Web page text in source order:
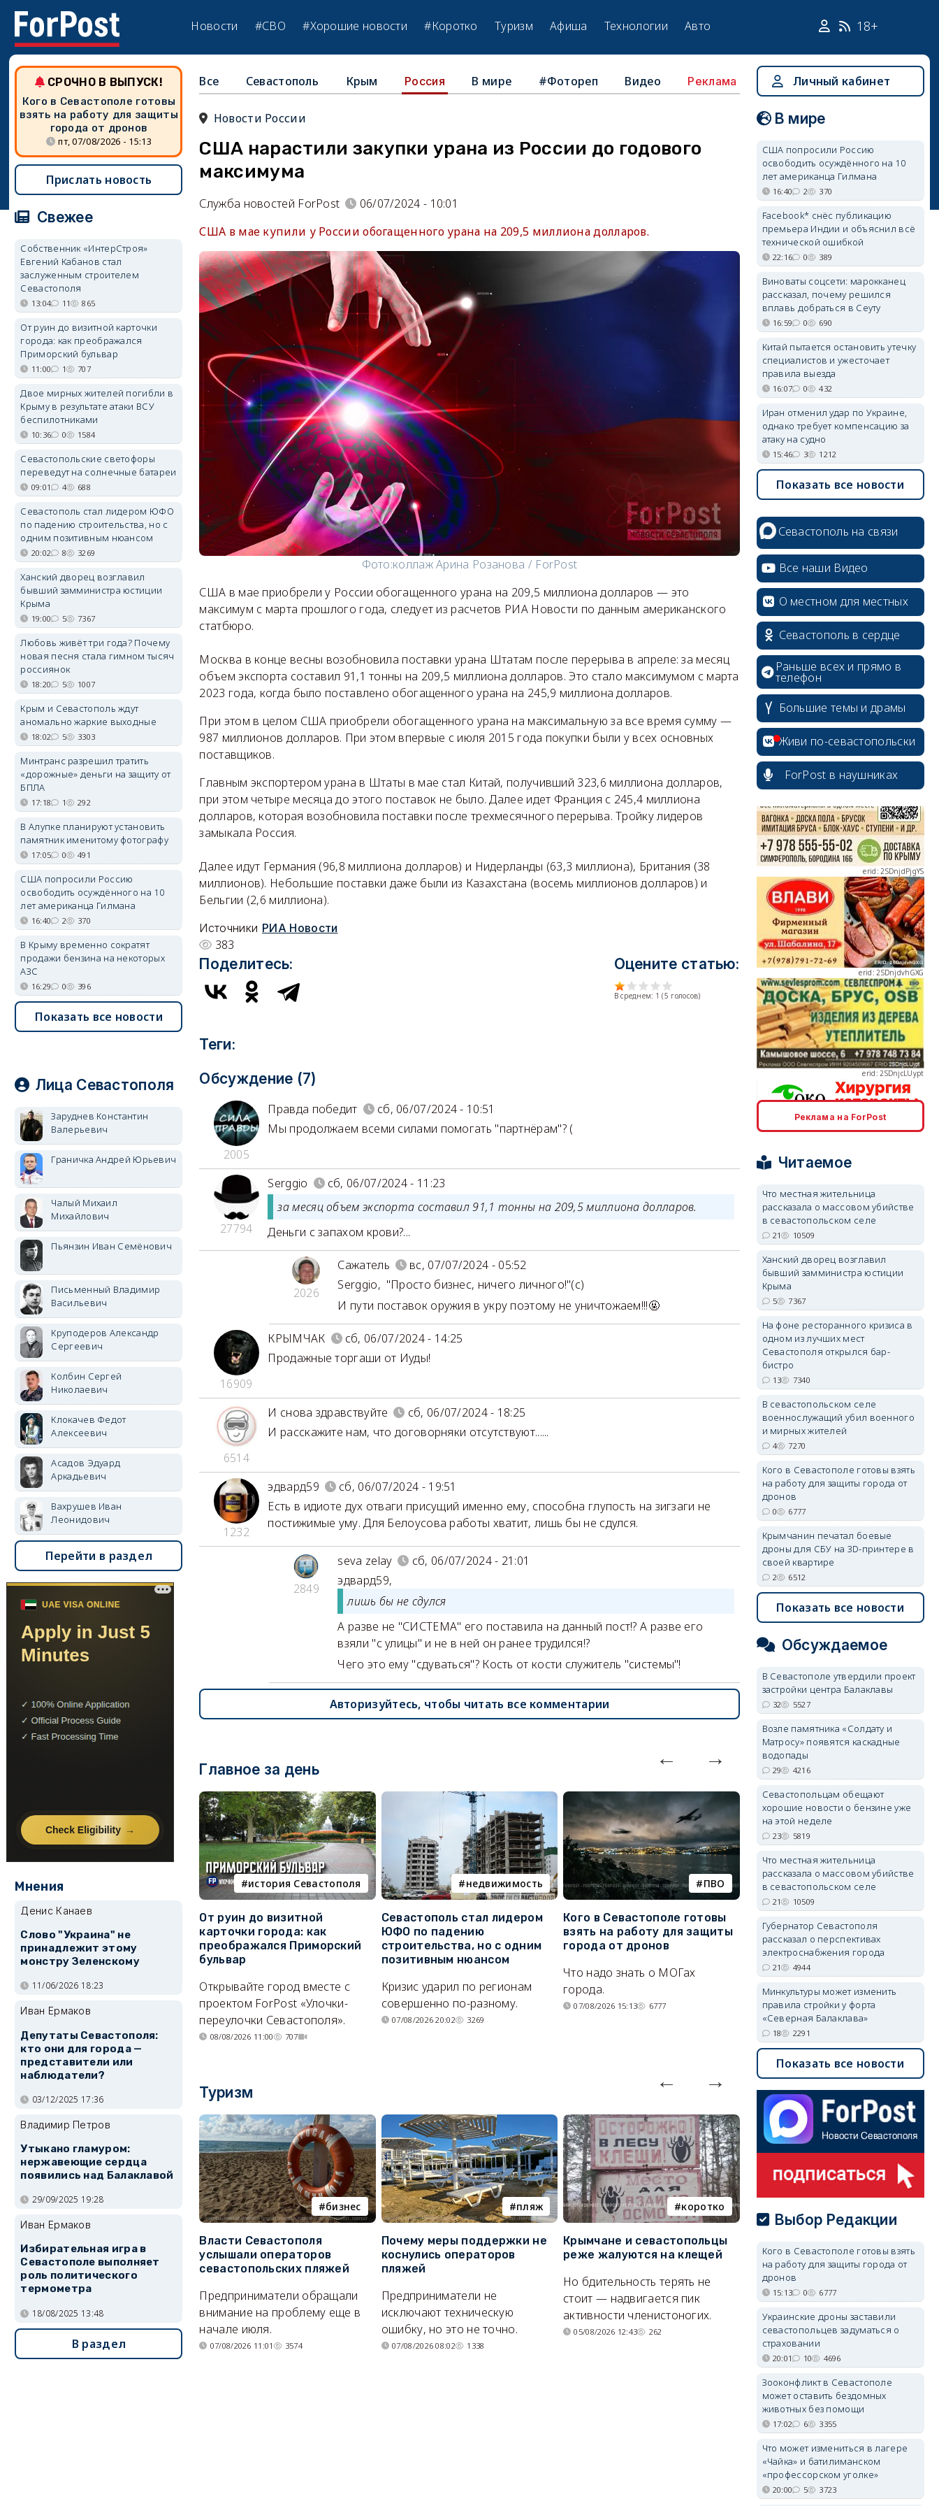
Новости #СВО #Хорошие новости #Коротко Туризм Афиша Технологии Авто 18+
Все Севастополь Крым Россия В мире #Фотореп Видео Реклама
Новости России
США нарастили закупки урана из России до годового
максимума
Служба новостей ForPost
06/07/2024 - 10:01
США в мае купили у России обогащенного урана на 209,5 миллиона долларов.
Фото:коллаж Арина Розанова / ForPost
США в мае приобрели у России обогащенного урана на 209,5 миллиона долларов — это
максимум с марта прошлого года, следует из расчетов РИА Новости по данным американского
статбюро.
Москва в конце весны возобновила поставки урана Штатам после перерыва в апреле: за месяц
объем экспорта составил 91,1 тонны на 209,5 миллиона долларов. Это стало максимумом с марта
2023 года, когда было поставлено обогащенного урана на 245,9 миллиона долларов.
При этом в целом США приобрели обогащенного урана на максимальную за все время сумму —
987 миллионов долларов. При этом впервые с июля 2015 года покупки были у всех основных
поставщиков.
Главным экспортером урана в Штаты в мае стал Китай, получивший 323,6 миллиона долларов,
при этом четыре месяца до этого поставок не было. Далее идет Франция с 245,4 миллиона
долларов, которая возобновила поставки после трехмесячного перерыва. Тройку лидеров
замыкала Россия.
Далее идут Германия (96,8 миллиона долларов) и Нидерланды (63,3 миллиона), Британия (38
миллионов). Небольшие поставки даже были из Казахстана (восемь миллионов долларов) и
Бельгии (2,6 миллиона).
Источники РИА Новости
383
Поделитесь: Оцените статью:
В среднем: 1 (5 голосов)
Теги:
Обсуждение (7)
2005
Правда победит
сб, 06/07/2024 - 10:51
Мы продолжаем всеми силами помогать "партнёрам"? (
27794
Serggio
сб, 06/07/2024 - 11:23
за месяц объем экспорта составил 91,1 тонны на 209,5 миллиона долларов.
Деньги с запахом крови?...
2026
Сажатель
вс, 07/07/2024 - 05:52
Serggio, "Просто бизнес, ничего личного!"(с)
И пути поставок оружия в укру поэтому не уничтожаем!!!🤬
16909
КРЫМЧАК
сб, 06/07/2024 - 14:25
Продажные торгаши от Иуды!
6514
И снова здравствуйте
сб, 06/07/2024 - 18:25
И расскажите нам, что договорняки отсутствуют......
1232
эдвард59
сб, 06/07/2024 - 19:51
Есть в идиоте дух отваги присущий именно ему, способна глупость на зигзаги не
постижимые уму. Для Белоусова работы хватит, лишь бы не сдулся.
2849
seva zelay
сб, 06/07/2024 - 21:01
эдвард59,
лишь бы не сдулся
А разве не "СИСТЕМА" его поставила на данный пост!? А разве его
взяли "с улицы" и не в ней он ранее трудился!?
Чего это ему "сдуваться"? Кость от кости служитель "системы"!
Авторизуйтесь, чтобы читать все комментарии
Главное за день
история Севастополя
От руин до визитной
карточки города: как
преображался Приморский
бульвар
Открывайте город вместе с
проектом ForPost «Улочки-
переулочки Севастополя».
08/08/2026 11:00 707
недвижимость
Севастополь стал лидером
ЮФО по падению
строительства, но с одним
позитивным нюансом
Кризис ударил по регионам
совершенно по-разному.
07/08/2026 20:02 3269
ПВО
Кого в Севастополе готовы
взять на работу для защиты
города от дронов
Что надо знать о МОГах
города.
07/08/2026 15:13 6777
катера
отдыхающих с пляжей Ялты
Людей эвакуируют с
набережной крымского
курорта, проводится
разминирование.
07/08/2026 14:15 5368
Туризм
бизнес
Власти Севастополя
услышали операторов
севастопольских пляжей
Предприниматели обращали
внимание на проблему еще в
начале июля.
07/08/2026 11:01 3574
пляж
Почему меры поддержки не
коснулись операторов
пляжей
Предприниматели не
исключают техническую
ошибку, но это не точно.
07/08/2026 08:02 1338
коротко
Крымчане и севастопольцы
реже жалуются на клещей
Но бдительность терять не
стоит — надвигается пик
активности членистоногих.
05/08/2026 12:43 262
проект застройки центра
Балаклавы
Там появится туристический
квартал с отелями и
парковками.
05/08/2026 08:01
СРОЧНО В ВЫПУСК!
Кого в Севастополе готовы
взять на работу для защиты
города от дронов
пт, 07/08/2026 - 15:13
Прислать новость
Свежее
Собственник «ИнтерСтроя»
Евгений Кабанов стал
заслуженным строителем
Севастополя
13:04 11 865
От руин до визитной карточки
города: как преображался
Приморский бульвар
11:00 1 707
Двое мирных жителей погибли в
Крыму в результате атаки ВСУ
беспилотниками
10:36 0 1584
Севастопольские светофоры
переведут на солнечные батареи
09:01 4 688
Севастополь стал лидером ЮФО
по падению строительства, но с
одним позитивным нюансом
20:02 8 3269
Ханский дворец возглавил
бывший замминистра юстиции
Крыма
19:00 5 7367
Любовь живёт три года? Почему
новая песня стала гимном тысяч
россиянок
18:20 5 1007
Крым и Севастополь ждут
аномально жаркие выходные
18:02 5 3303
Минтранс разрешил тратить
«дорожные» деньги на защиту от
БПЛА
17:18 1 292
В Алупке планируют установить
памятник именитому фотографу
17:05 0 491
США попросили Россию
освободить осуждённого на 10
лет американца Гилмана
16:40 2 370
В Крыму временно сократят
продажи бензина на некоторых
АЗС
16:29 0 396
Показать все новости
Лица Севастополя
Заруднев Константин
Валерьевич
Граничка Андрей Юрьевич
Чалый Михаил
Михайлович
Пьянзин Иван Семёнович
Письменный Владимир
Васильевич
Круподеров Александр
Сергеевич
Колбин Сергей
Николаевич
Клокачев Федот
Алексеевич
Асадов Эдуард
Аркадьевич
Вахрушев Иван
Леонидович
Перейти в раздел
Мнения
Денис Канаев
Слово "Украина" не
принадлежит этому
монстру Зеленскому
11/06/2026 18:23
Иван Ермаков
Депутаты Севастополя:
кто они для города —
представители или
наблюдатели?
03/12/2025 17:36
Владимир Петров
Утыкано гламуром:
нержавеющие сердца
появились над Балаклавой
29/09/2025 19:28
Иван Ермаков
Избирательная игра в
Севастополе выполняет
роль политического
термометра
18/08/2025 13:48
В раздел
Личный кабинет
В мире
США попросили Россию
освободить осуждённого на 10
лет американца Гилмана
16:40 2 370
Facebook* снёс публикацию
премьера Индии и объяснил всё
технической ошибкой
22:16 0 389
Виноваты соцсети: марокканец
рассказал, почему решился
вплавь добраться в Сеуту
16:59 0 690
Китай пытается остановить утечку
специалистов и ужесточает
правила выезда
16:07 0 432
Иран отменил удар по Украине,
однако требует компенсацию за
атаку на судно
15:46 3 1212
Показать все новости
Севастополь на связи
Все наши Видео
О местном для местных
Севастополь в сердце
Раньше всех и прямо в
телефон
Большие темы и драмы
Живи по-севастопольски
ForPost в наушниках
erid: 2SDnjcrDNw6
erid: 2SDnjdPjgYS
erid: 2SDnjdvhGXG
erid: 2SDnjcLUypt
erid: 2SDnjcrDNw6
erid: 2SDnjdPjgYS
erid: 2SDnjdvhGXG
Реклама на ForPost
Читаемое
Что местная жительница
рассказала о массовом убийстве
в севастопольском селе
21 10509
Ханский дворец возглавил
бывший замминистра юстиции
Крыма
5 7367
На фоне ресторанного кризиса в
одном из лучших мест
Севастополя открылся бар-
бистро
13 7340
В севастопольском селе
военнослужащий убил военного
и мирных жителей
4 7270
Кого в Севастополе готовы взять
на работу для защиты города от
дронов
0 6777
Крымчанин печатал боевые
дроны для СБУ на 3D-принтере в
своей квартире
2 6512
Показать все новости
Обсуждаемое
В Севастополе утвердили проект
застройки центра Балаклавы
32 5527
Возле памятника «Солдату и
Матросу» появятся каскадные
водопады
29 4216
Севастопольцам обещают
хорошие новости о бензине уже
на этой неделе
23 5819
Что местная жительница
рассказала о массовом убийстве
в севастопольском селе
21 10509
Губернатор Севастополя
рассказал о перспективах
электроснабжения города
21 4944
Минкультуры может изменить
правила стройки у форта
«Северная Балаклава»
18 2291
Показать все новости
Выбор Редакции
Кого в Севастополе готовы взять
на работу для защиты города от
дронов
15:13 0 6777
Украинские дроны заставили
севастопольцев задуматься о
страховании
20:01 10 4696
Зооконфликт в Севастополе
может оставить бездомных
животных без помощи
17:02 6 3355
Что может измениться в лагере
«Чайка» и батилиманском
«профессорском уголке»
20:00 5 3723